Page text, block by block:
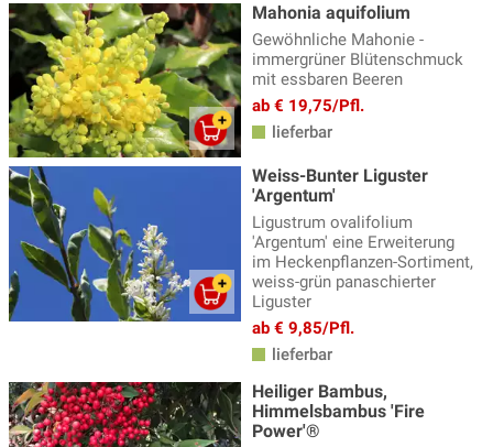
Mahonia aquifolium
Gewöhnliche Mahonie -
immergrüner Blütenschmuck
mit essbaren Beeren
ab € 19,75/Pfl.
lieferbar
Weiss-Bunter Liguster
'Argentum'
Ligustrum ovalifolium
'Argentum' eine Erweiterung
im Heckenpflanzen-Sortiment,
weiss-grün panaschierter
Liguster
ab € 9,85/Pfl.
lieferbar
Heiliger Bambus,
Himmelsbambus 'Fire
Power'®